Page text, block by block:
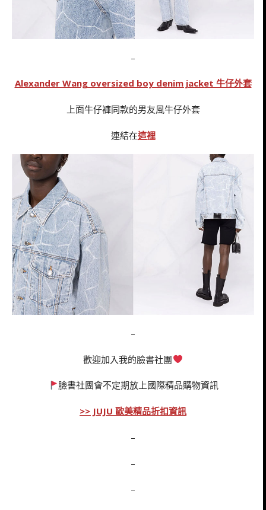
–
Alexander Wang oversized boy denim jacket 牛仔外套
上面牛仔褲同款的男友風牛仔外套
連結在這裡
–
歡迎加入我的臉書社團
臉書社團會不定期放上國際精品購物資訊
>> JUJU 歐美精品折扣資訊
–
–
–